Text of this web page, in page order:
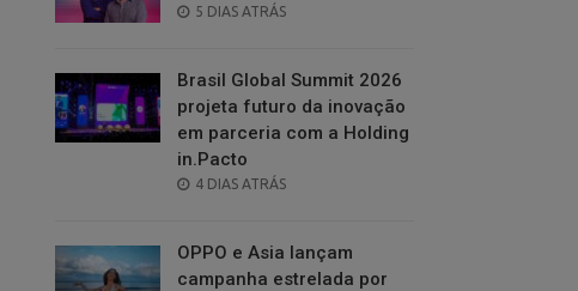
POSTED
5 DIAS ATRÁS
Brasil Global Summit 2026
projeta futuro da inovação
em parceria com a Holding
in.Pacto
POSTED
4 DIAS ATRÁS
OPPO e Asia lançam
campanha estrelada por